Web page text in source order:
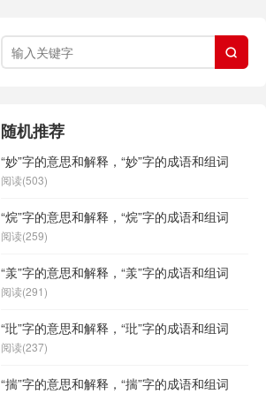

随机推荐
“妙”字的意思和解释，“妙”字的成语和组词
阅读(503)
“烷”字的意思和解释，“烷”字的成语和组词
阅读(259)
“羕”字的意思和解释，“羕”字的成语和组词
阅读(291)
“玭”字的意思和解释，“玭”字的成语和组词
阅读(237)
“揣”字的意思和解释，“揣”字的成语和组词